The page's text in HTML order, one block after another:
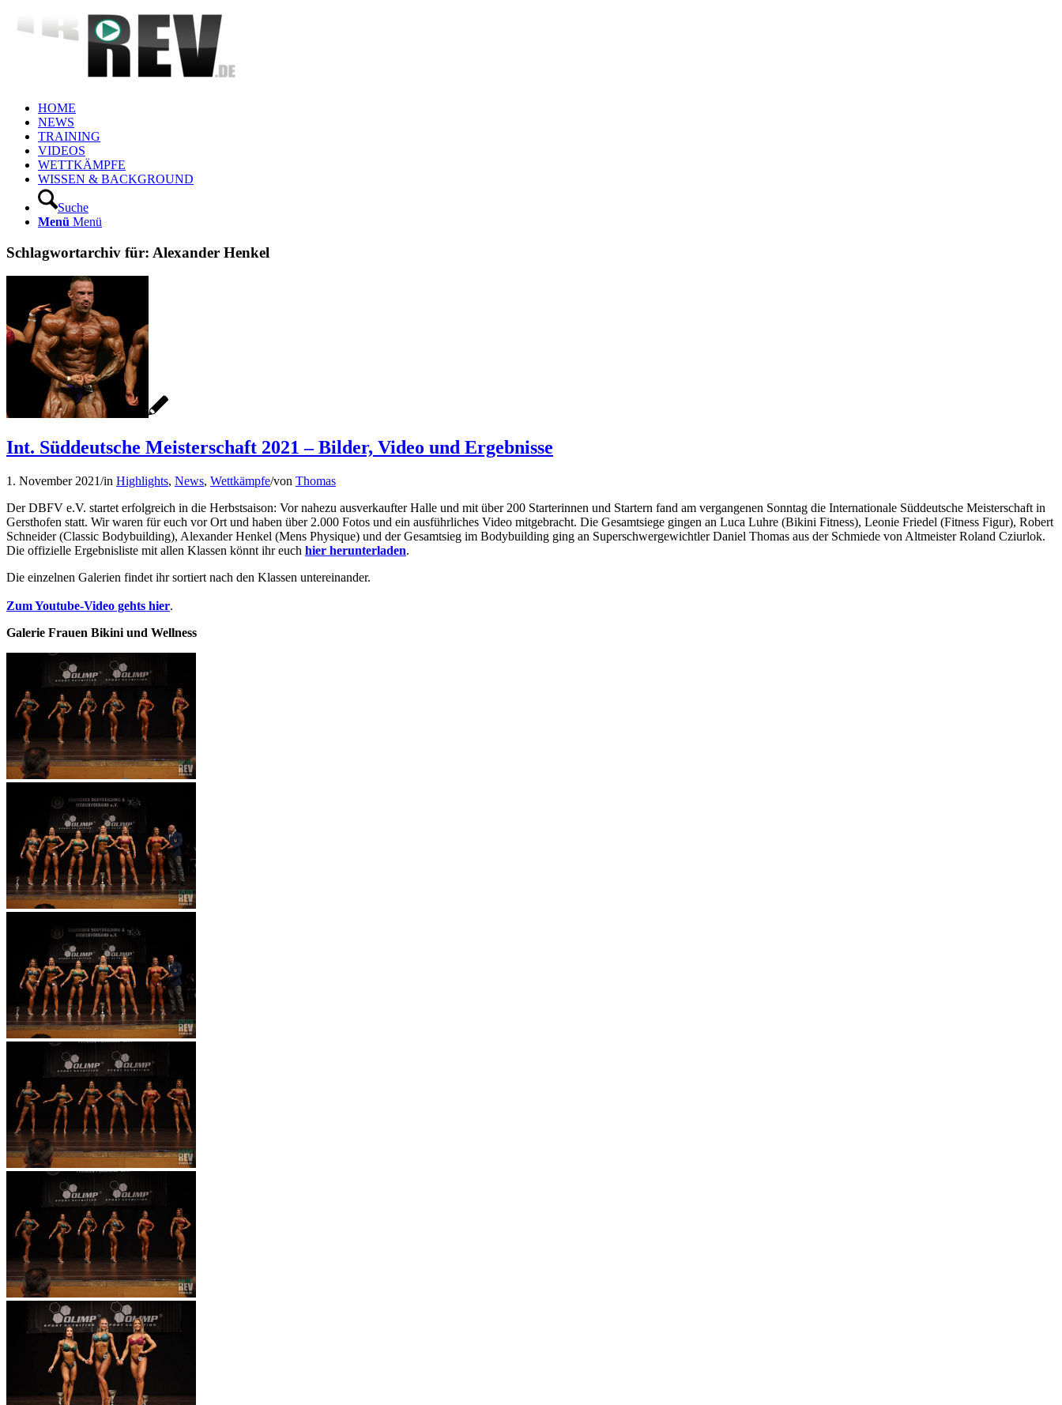
HOME
NEWS
TRAINING
VIDEOS
WETTKÄMPFE
WISSEN & BACKGROUND
Suche
Menü Menü
Schlagwortarchiv für: Alexander Henkel
Int. Süddeutsche Meisterschaft 2021 – Bilder, Video und Ergebnisse
1. November 2021/in Highlights, News, Wettkämpfe/von Thomas
Der DBFV e.V. startet erfolgreich in die Herbstsaison: Vor nahezu ausverkaufter Halle und mit über 200 Starterinnen und Startern fand am vergangenen Sonntag die Internationale Süddeutsche Meisterschaft in
Gersthofen statt. Wir waren für euch vor Ort und haben über 2.000 Fotos und ein ausführliches Video mitgebracht. Die Gesamtsiege gingen an Luca Luhre (Bikini Fitness), Leonie Friedel (Fitness Figur), Robert
Schneider (Classic Bodybuilding), Alexander Henkel (Mens Physique) und der Gesamtsieg im Bodybuilding ging an Superschwergewichtler Daniel Thomas aus der Schmiede von Altmeister Roland Cziurlok.
Die offizielle Ergebnisliste mit allen Klassen könnt ihr euch hier herunterladen.
Die einzelnen Galerien findet ihr sortiert nach den Klassen untereinander.
Zum Youtube-Video gehts hier.
Galerie Frauen Bikini und Wellness